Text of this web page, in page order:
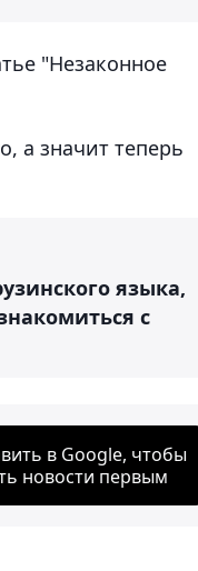
"Незаконное
а значит теперь
языка,
с
в Google, чтобы
новости первым